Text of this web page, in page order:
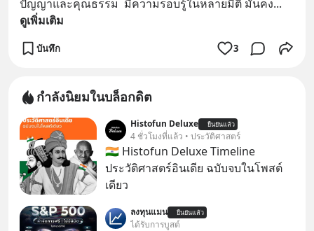
ปัญญาและคุณธรรม  มีความรอบรู้ในหลายมิติ มั่นคง...
ดูเพิ่มเติม
บันทึก 3
กำลังนิยมในบล็อกดิต
Histofun Deluxe ยืนยันแล้ว
4 ชั่วโมงที่แล้ว • ประวัติศาสตร์
🇮🇳 Histofun Deluxe Timeline
ประวัติศาสตร์อินเดีย ฉบับจบในโพสต์
เดียว
ลงทุนแมน ยืนยันแล้ว
ได้รับการบูสต์